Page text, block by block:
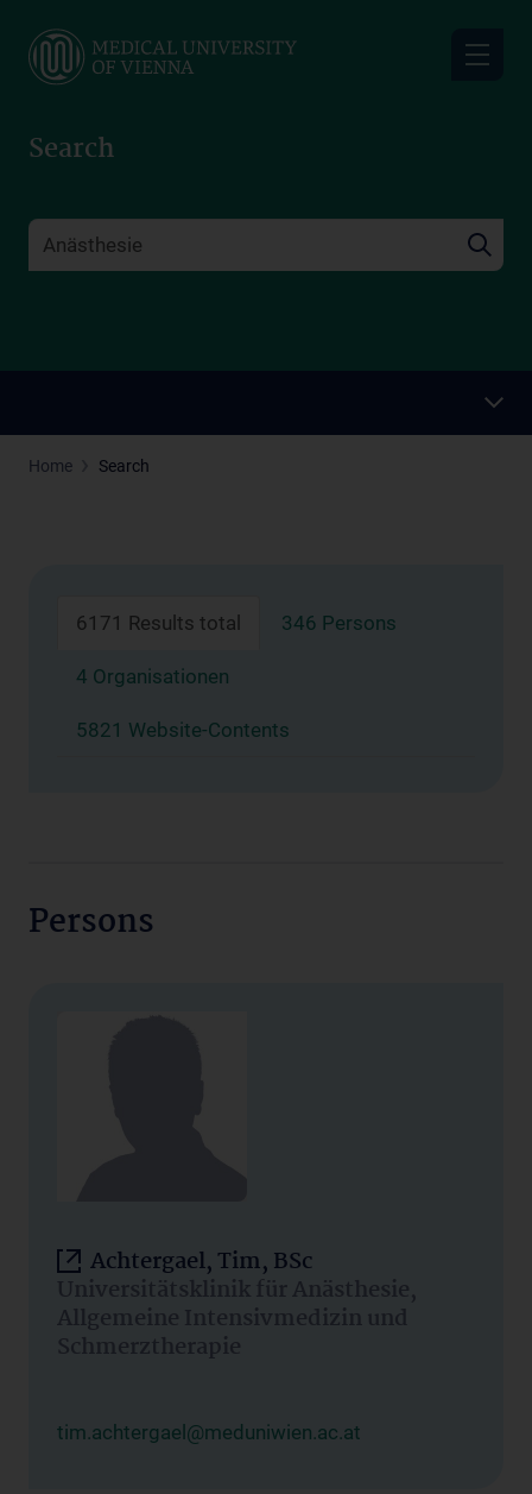
main
Search
Home Search
6171 Results total 346 Persons
4 Organisationen
5821 Website-Contents
Persons
Achtergael, Tim, BSc
Universitätsklinik für Anästhesie,
Allgemeine Intensivmedizin und
Schmerztherapie
tim.achtergael@meduniwien.ac.at